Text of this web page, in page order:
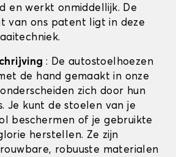
en werkt onmiddellijk. De
van ons patent ligt in deze
: De autostoelhoezen
de hand gemaakt in onze
zich door hun
Je kunt de stoelen van je
beschermen of je gebruikte
herstellen. Ze zijn
robuuste materialen